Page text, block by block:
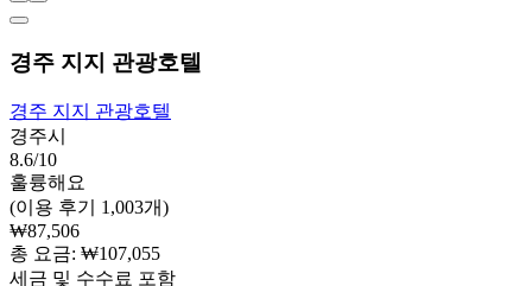
경주 지지 관광호텔
경주 지지 관광호텔
경주시
8.6/10
훌륭해요
(이용 후기 1,003개)
₩87,506
총 요금: ₩107,055
세금 및 수수료 포함